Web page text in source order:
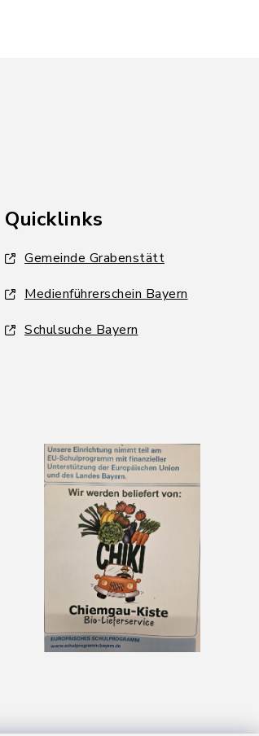
Quicklinks
Gemeinde Grabenstätt
Medienführerschein Bayern
Schulsuche Bayern